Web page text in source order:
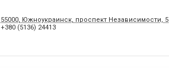
55000, Южноукраинск, проспект Независимости, 5
+380 (5136) 24413